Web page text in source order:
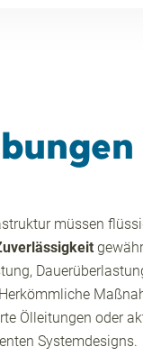
müssen
Ölleitungen oder
Systemdesigns.